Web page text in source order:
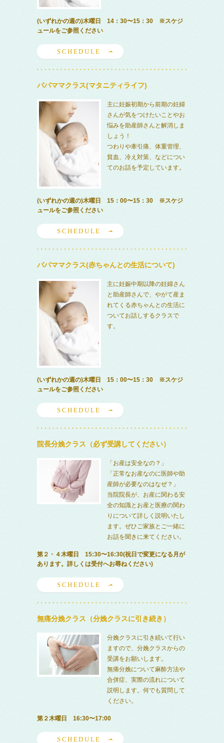
(いずれかの週の)木曜日 14：30〜15：30 ※スケジ
ュールをご参照ください
SCHEDULE
パパママクラス(マタニティライフ)
主に妊娠初期から前期の妊婦
さんが気をつけたいことやお
悩みを助産師さんと解消しま
しょう！
つわりや牽引痛、体重管理、
貧血、冷え対策、などについ
てのお話を予定しています。
(いずれかの週の)木曜日 15：00〜15：30 ※スケジ
ュールをご参照ください
SCHEDULE
パパママクラス(赤ちゃんとの生活について)
主に妊娠中期以降の妊婦さん
と助産師さんで、やがて産ま
れてくる赤ちゃんとの生活に
ついてお話しするクラスで
す。
(いずれかの週の)木曜日 15：00〜15：30 ※スケジ
ュールをご参照ください
SCHEDULE
院長分娩クラス（必ず受講してください）
「お産は安全なの？」
「正常なお産なのに医師や助
産師が必要なのはなぜ？」
当院院長が、お産に関わる安
全の知識とお産と医療の関わ
りについて詳しく説明いたし
ます。ぜひご家族とご一緒に
お話を聞きに来てください。
第２・４木曜日 15:30〜16:30(祝日で変更になる月が
あります。詳しくは受付へお尋ねください)
SCHEDULE
無痛分娩クラス（分娩クラスに引き続き）
分娩クラスに引き続いて行い
ますので、分娩クラスからの
受講をお願いします。
無痛分娩について麻酔方法や
合併症、実際の流れについて
説明します。何でも質問して
ください。
第２木曜日 16:30〜17:00
SCHEDULE